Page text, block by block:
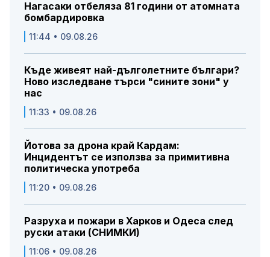
Нагасаки отбеляза 81 години от атомната
бомбардировка
11:44 • 09.08.26
Къде живеят най-дълголетните българи?
Ново изследване търси "сините зони" у
нас
11:33 • 09.08.26
Йотова за дрона край Кардам:
Инцидентът се използва за примитивна
политическа употреба
11:20 • 09.08.26
Разруха и пожари в Харков и Одеса след
руски атаки (СНИМКИ)
11:06 • 09.08.26